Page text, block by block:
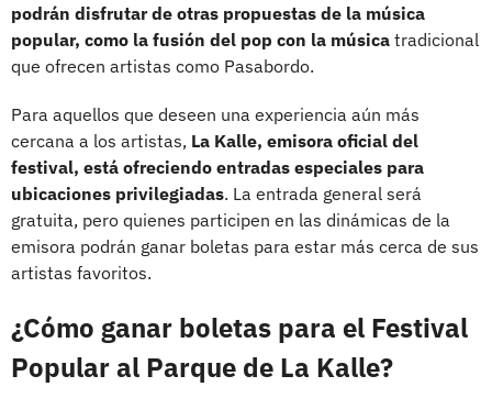
podrán disfrutar de otras propuestas de la música
popular, como la fusión del pop con la música tradicional
que ofrecen artistas como Pasabordo.
Para aquellos que deseen una experiencia aún más
cercana a los artistas, La Kalle, emisora oficial del
festival, está ofreciendo entradas especiales para
ubicaciones privilegiadas. La entrada general será
gratuita, pero quienes participen en las dinámicas de la
emisora podrán ganar boletas para estar más cerca de sus
artistas favoritos.
¿Cómo ganar boletas para el Festival
Popular al Parque de La Kalle?